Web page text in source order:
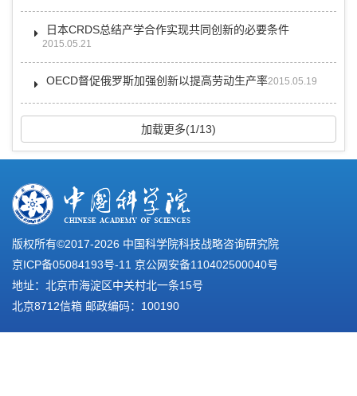
日本CRDS总结产学合作实现共同创新的必要条件
2015.05.21
OECD督促俄罗斯加强创新以提高劳动生产率2015.05.19
加载更多(1/13)
版权所有©2017-2026 中国科学院科技战略咨询研究院
京ICP备05084193号-11 京公网安备110402500040号
地址：北京市海淀区中关村北一条15号
北京8712信箱 邮政编码：100190